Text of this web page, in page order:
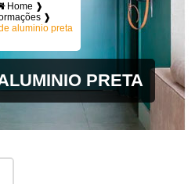
PRETA
Home ❱
❱
aluminio preta